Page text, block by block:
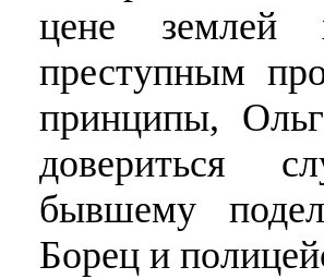
цене землей
преступным
принципы,
довериться
бывшему
Борец и